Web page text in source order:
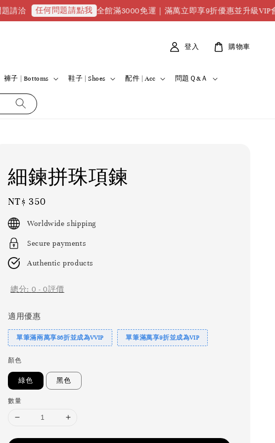
任何問題請點我 全館滿3000免運｜滿萬立即享9折優惠並升級VIP會員｜滿
褲子 | Bottoms 鞋子 | Shoes 配件 | Acc 問題Ｑ&Ａ
登入 購物車
細鍊拼珠項鍊
Regular
price
NT$ 350
Worldwide shipping
Secure payments
Authentic products
總分: 0 -0評價
適用優惠
單筆滿兩萬享86折並成為VVIP 單筆滿萬享9折並成為VIP
顏色
綠色 黑色
數量